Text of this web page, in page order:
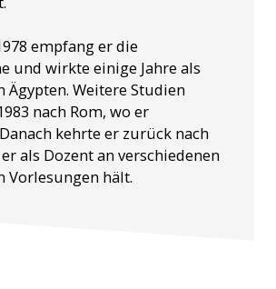
empfang er die
und wirkte einige Jahre als
Ägypten. Weitere Studien
nach Rom, wo er
kehrte er zurück nach
als Dozent an verschiedenen
Vorlesungen hält.